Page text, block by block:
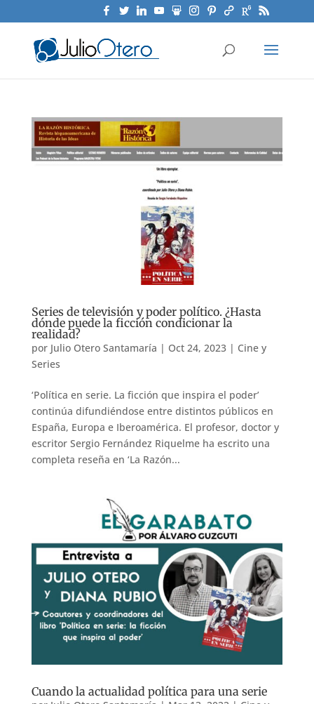
Series de televisión y poder político. ¿Hasta
dónde puede la ficción condicionar la
realidad?
por Julio Otero Santamaría | Oct 24, 2023| Cine y
Series
‘Política en serie. La ficción que inspira el poder’
continúa difundiéndose entre distintos públicos en
España, Europa e Iberoamérica. El profesor, doctor y
escritor Sergio Fernández Riquelme ha escrito una
completa reseña en ‘La Razón...
Cuando la actualidad política para una serie